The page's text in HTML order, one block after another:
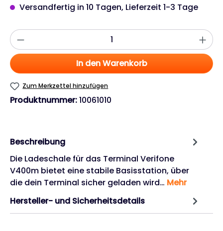
Versandfertig in 10 Tagen, Lieferzeit 1-3 Tage
Produkt Anzahl: Gib den
In den Warenkorb
Zum Merkzettel hinzufügen
Produktnummer:10061010
Beschreibung
Die Ladeschale für das Terminal Verifone
V400m bietet eine stabile Basisstation, über
die dein Terminal sicher geladen wird… Mehr
Hersteller- und Sicherheitsdetails